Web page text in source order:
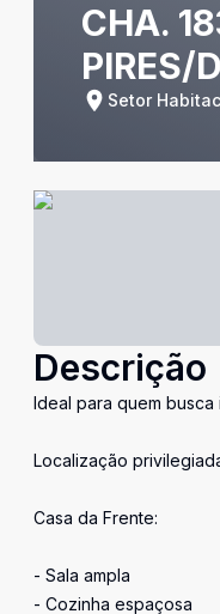
CHA.
PIRES/
Setor
Descrição
Ideal para quem
Localização
Casa da Frente:
- Sala ampla
- Cozinha espaçosa